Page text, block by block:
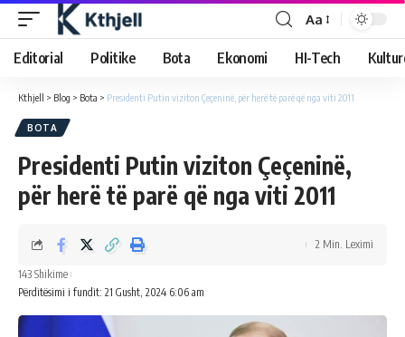
Aa
Editorial Politike Bota Ekonomi HI-Tech
Kthjell > Blog > Bota > Presidenti Putin viziton Çeçeninë, për herë të parë që nga viti 2011
BOTA
Presidenti Putin viziton Çeçeninë,
për herë të parë që nga viti 2011
Përditësimi i fundit: 21 Gusht, 2024 6:06 am
143 Shikime
2 Min. Leximi